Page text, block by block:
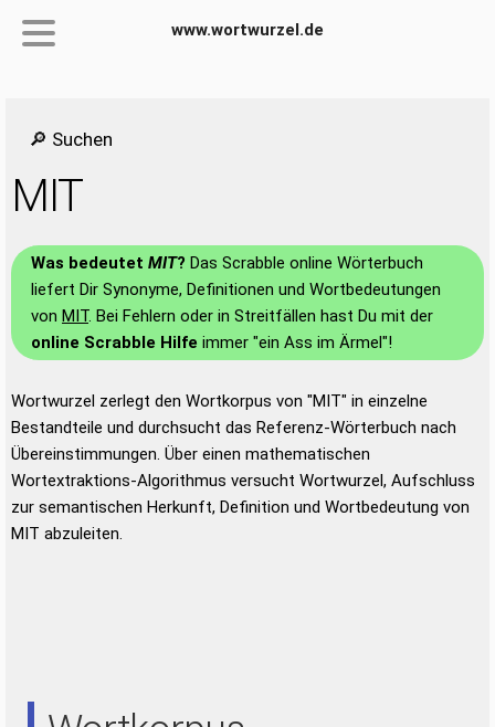
www.wortwurzel.de
🔎 Suchen
MIT
Was bedeutet MIT? Das Scrabble online Wörterbuch
liefert Dir Synonyme, Definitionen und Wortbedeutungen
von MIT. Bei Fehlern oder in Streitfällen hast Du mit der
online Scrabble Hilfe immer "ein Ass im Ärmel"!
Wortwurzel zerlegt den Wortkorpus von "MIT" in einzelne
Bestandteile und durchsucht das Referenz-Wörterbuch nach
Übereinstimmungen. Über einen mathematischen
Wortextraktions-Algorithmus versucht Wortwurzel, Aufschluss
zur semantischen Herkunft, Definition und Wortbedeutung von
MIT abzuleiten.